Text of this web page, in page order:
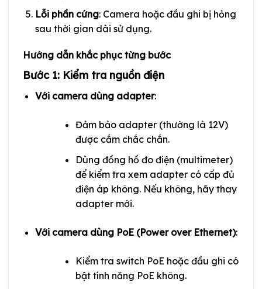
Lỗi phần cứng: Camera hoặc đầu ghi bị hỏng
sau thời gian dài sử dụng.
Hướng dẫn khắc phục từng bước
Bước 1: Kiểm tra nguồn điện
Với camera dùng adapter:
Đảm bảo adapter (thường là 12V)
được cắm chắc chắn.
Dùng đồng hồ đo điện (multimeter)
để kiểm tra xem adapter có cấp đủ
điện áp không. Nếu không, hãy thay
adapter mới.
Với camera dùng PoE (Power over Ethernet):
Kiểm tra switch PoE hoặc đầu ghi có
bật tính năng PoE không.